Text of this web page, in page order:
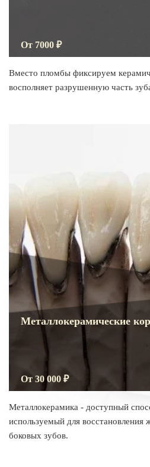
От 7000 ₽
Вместо пломбы фиксируем
восполняет разрушенную часть
Металлокерамические
От 30 000 ₽
Металлокерамика - доступный
используемый для восстановления
боковых зубов.